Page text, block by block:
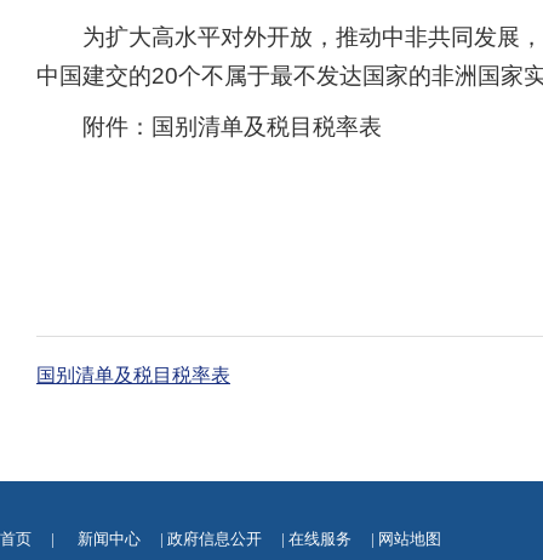
为扩大高水平对外开放，推动中非共同发展
中国建交的20个不属于最不发达国家的非洲国家
附件：国别清单及税目税率表
国别清单及税目税率表
首页 | 新闻中心 | 政府信息公开 | 在线服务 | 网站地图